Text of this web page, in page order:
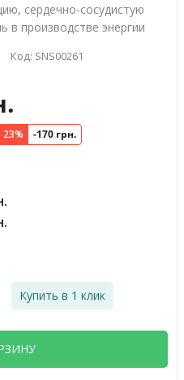
сердечно-сосудистую
в производстве энергии
Код: SNS00261
23% -170 грн.
Купить в 1 клик